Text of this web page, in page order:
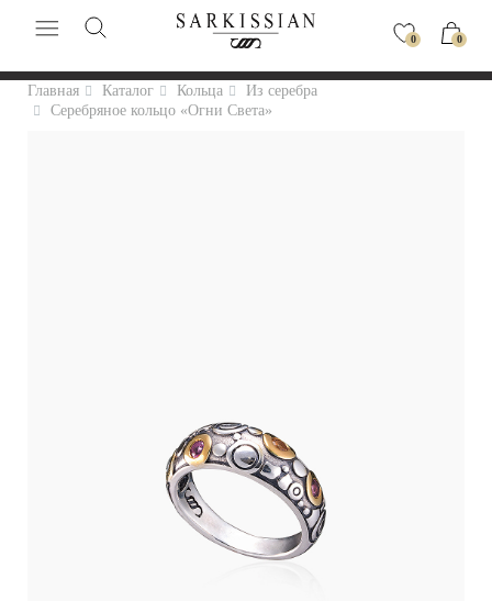
0 0
Главная Каталог Кольца
Из серебра
Серебряное кольцо «Огни Света»